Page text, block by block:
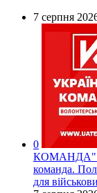
7 серпня
0
команда.
для